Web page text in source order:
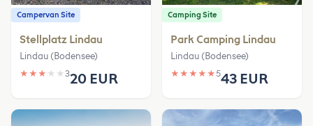
Campervan Site
Stellplatz Lindau
Lindau (Bodensee)
★ ★ ★ ★ ★ 320 EUR
Camping Site
Park Camping Lindau
Lindau (Bodensee)
★ ★ ★ ★ ★543 EUR